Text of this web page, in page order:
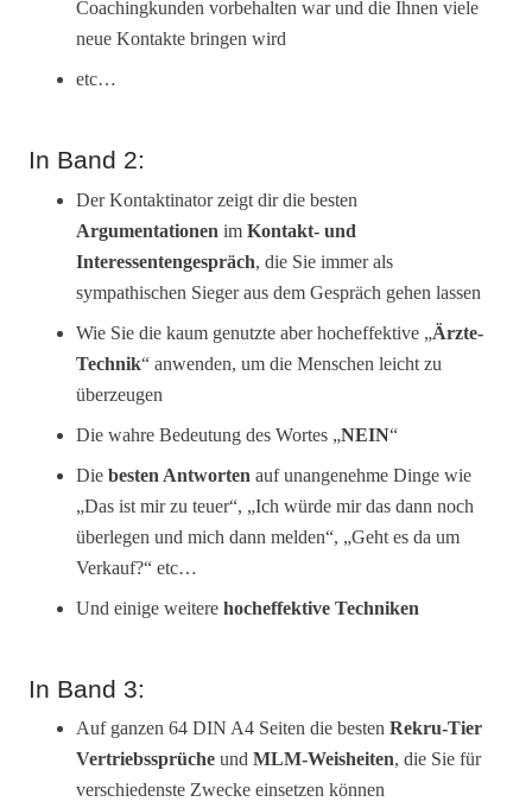
Coachingkunden vorbehalten war und die Ihnen viele
neue Kontakte bringen wird
etc…
In Band 2:
Der Kontaktinator zeigt dir die besten
Argumentationen im Kontakt- und
Interessentengespräch, die Sie immer als
sympathischen Sieger aus dem Gespräch gehen lassen
Wie Sie die kaum genutzte aber hocheffektive „Ärzte-
Technik“ anwenden, um die Menschen leicht zu
überzeugen
Die wahre Bedeutung des Wortes „NEIN“
Die besten Antworten auf unangenehme Dinge wie
„Das ist mir zu teuer“, „Ich würde mir das dann noch
überlegen und mich dann melden“, „Geht es da um
Verkauf?“ etc…
Und einige weitere hocheffektive Techniken
In Band 3:
Auf ganzen 64 DIN A4 Seiten die besten Rekru-Tier
Vertriebssprüche und MLM-Weisheiten, die Sie für
verschiedenste Zwecke einsetzen können